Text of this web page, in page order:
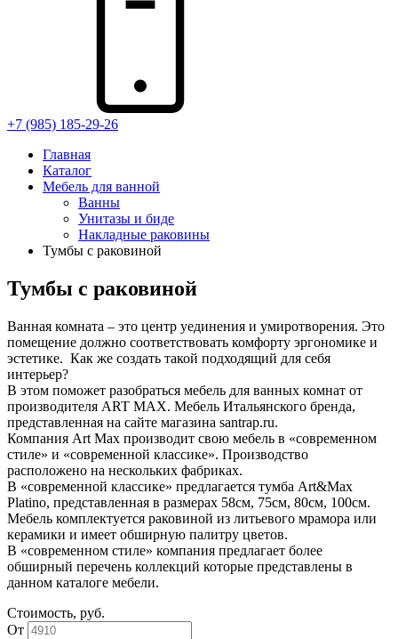
+7 (985) 185-29-26
Главная
Каталог
Мебель для ванной
Ванны
Унитазы и биде
Накладные раковины
Тумбы с раковиной
Тумбы с раковиной
Ванная комната – это центр уединения и умиротворения. Это
помещение должно соответствовать комфорту эргономике и
эстетике. Как же создать такой подходящий для себя
интерьер?
В этом поможет разобраться мебель для ванных комнат от
производителя ART MAX. Мебель Итальянского бренда,
представленная на сайте магазина santrap.ru.
Компания Art Max производит свою мебель в «современном
стиле» и «современной классике». Производство
расположено на нескольких фабриках.
В «современной классике» предлагается тумба Art&Max
Platino, представленная в размерах 58см, 75см, 80см, 100см.
Мебель комплектуется раковиной из литьевого мрамора или
керамики и имеет обширную палитру цветов.
В «современном стиле» компания предлагает более
обширный перечень коллекций которые представлены в
данном каталоге мебели.
Стоимость, руб.
От